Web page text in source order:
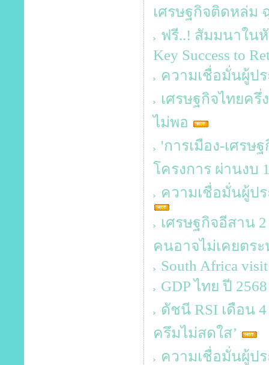
เศรษฐกิจติดหล่ม
ฟรี..! สัมมนาในหั
Key Success to
ความเชื่อมั่นผู้ป
เศรษฐกิจไทยครึ่
ไม่พอ
'การเมือง-เศรษ
โครงการ ผ่านงบ
ความเชื่อมั่นผู้ป
เศรษฐกิจอีสาน
คนอาจไม่เคยตร
South Africa
GDP ไทย ปี
ดัชนี RSI เดือน
ครึมไม่สดใส’
ความเชื่อมั่นผู้ป